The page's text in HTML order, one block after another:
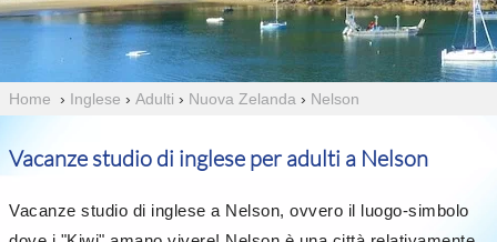
Home › Inglese › Adulti › Nuova Zelanda › Nelson
Vacanze studio di inglese per adulti a Nelson
Vacanze studio di inglese a Nelson, ovvero il luogo-simbolo